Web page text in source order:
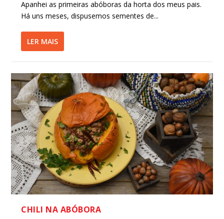
Apanhei as primeiras abóboras da horta dos meus pais.
Há uns meses, dispusemos sementes de...
LER MAIS
CHILI NA ABÓBORA